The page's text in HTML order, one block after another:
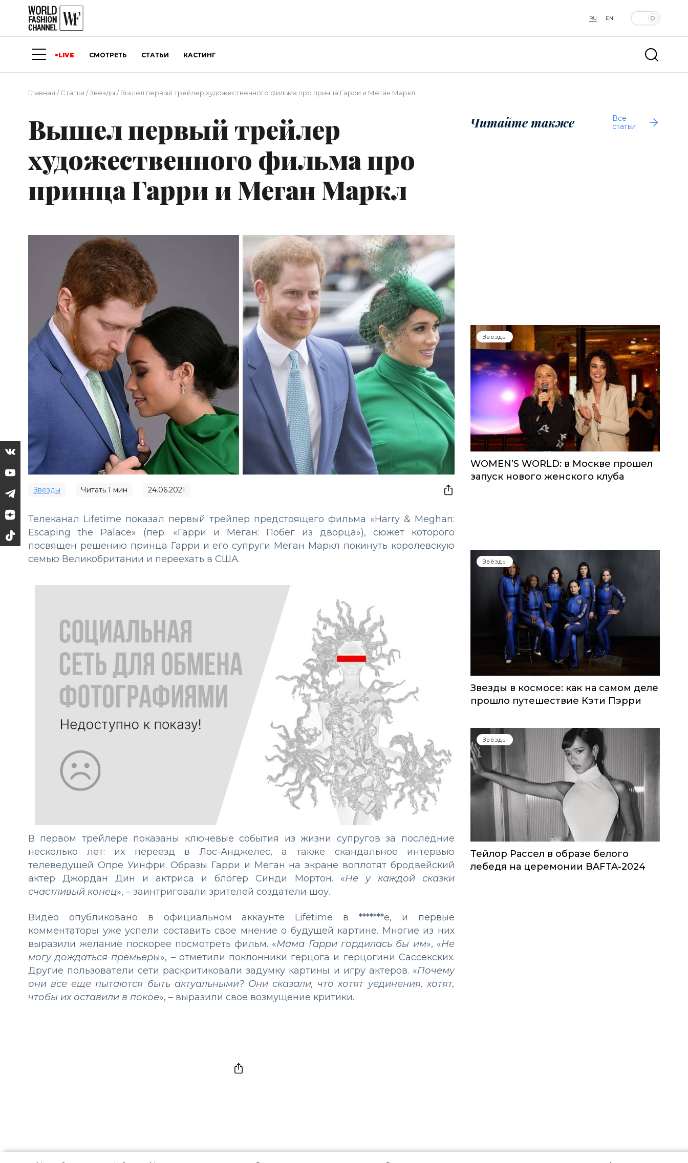
RU EN
LIVE СМОТРЕТЬ СТАТЬИ КАСТИНГ
Главная /Статьи /Звёзды /Вышел первый трейлер художественного фильма про принца Гарри и Меган Маркл
Вышел первый трейлер
художественного фильма про
принца Гарри и Меган Маркл
Звёзды Читать 1 мин 24.06.2021
Телеканал Lifetime показал первый трейлер предстоящего фильма «Harry & Meghan:
Escaping the Palace» (пер. «Гарри и Меган: Побег из дворца»), сюжет которого
посвящен решению принца Гарри и его супруги Меган Маркл покинуть королевскую
семью Великобритании и переехать в США.
В первом трейлере показаны ключевые события из жизни супругов за последние
несколько лет: их переезд в Лос-Анджелес, а также скандальное интервью
телеведущей Опре Уинфри. Образы Гарри и Меган на экране воплотят бродвейский
актер Джордан Дин и актриса и блогер Синди Мортон. «Не у каждой сказки
счастливый конец», – заинтриговали зрителей создатели шоу.
Видео опубликовано в официальном аккаунте Lifetime в *******е, и первые
комментаторы уже успели составить свое мнение о будущей картине. Многие из них
выразили желание поскорее посмотреть фильм. «Мама Гарри гордилась бы им», «Не
могу дождаться премьеры», – отметили поклонники герцога и герцогини Сассекских.
Другие пользователи сети раскритиковали задумку картины и игру актеров. «Почему
они все еще пытаются быть актуальными? Они сказали, что хотят уединения, хотят,
чтобы их оставили в покое», – выразили свое возмущение критики.
Читайте также
Все
статьи
Звёзды
WOMEN’S WORLD: в Москве прошел
запуск нового женского клуба
Звёзды
Звезды в космосе: как на самом деле
прошло путешествие Кэти Пэрри
Звёзды
Тейлор Рассел в образе белого
лебедя на церемонии BAFTA-2024